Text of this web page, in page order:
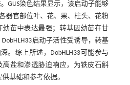
GUS染色结果显示，该启动子能够
器官部位叶、花、果、柱头、花粉
幼苗中表达最强；转基因幼苗在甘
启动子活性受诱导，转基
。综上所述，DobHLH33可能参与
高盐和渗透胁迫响应，为铁皮石斛
基础和参考依据。